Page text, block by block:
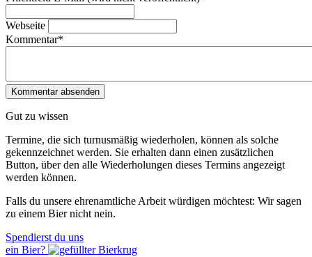
Webseite
Kommentar*
Gut zu wissen
Termine, die sich turnusmäßig wiederholen, können als solche
gekennzeichnet werden. Sie erhalten dann einen zusätzlichen
Button, über den alle Wiederholungen dieses Termins angezeigt
werden können.
Falls du unsere ehrenamtliche Arbeit würdigen möchtest: Wir sagen
zu einem Bier nicht nein.
Spendierst du uns
ein Bier?